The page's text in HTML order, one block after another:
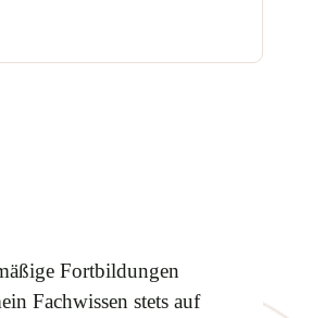
Fortbildungen
Fachwissen stets auf